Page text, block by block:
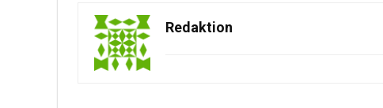
Redaktion